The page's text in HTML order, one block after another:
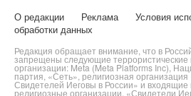
О редакции Реклама Условия
обработки данных
Редакция обращает внимание, что в
запрещены следующие террористические
организации: Meta (Meta Platforms Inc),
партия, «Сеть», религиозная
Свидетелей Иеговы в России» и входящие
религиозные организации, «Свидетели